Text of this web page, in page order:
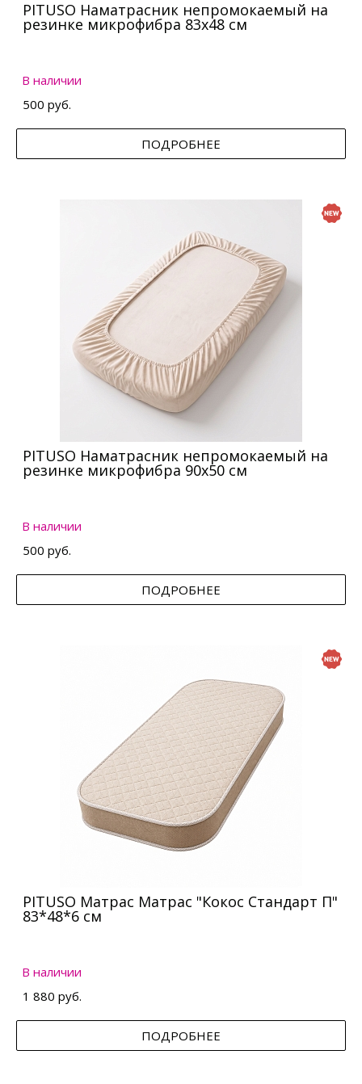
PITUSO Наматрасник непромокаемый на
резинке микрофибра 83х48 см
В наличии
500 руб.
ПОДРОБНЕЕ
PITUSO Наматрасник непромокаемый на
резинке микрофибра 90х50 см
В наличии
500 руб.
ПОДРОБНЕЕ
PITUSO Матрас Матрас "Кокос Стандарт П"
83*48*6 см
В наличии
1 880 руб.
ПОДРОБНЕЕ